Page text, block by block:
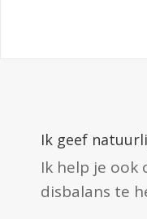
Ik geef
Ik help je ook
disbalans te